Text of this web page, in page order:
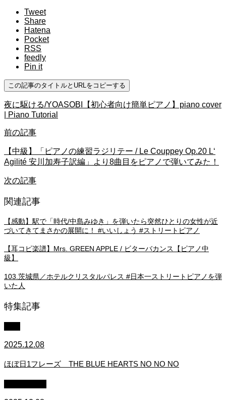
Tweet
Share
Hatena
Pocket
RSS
feedly
Pin it
この記事のタイトルとURLをコピーする
夜に駆ける/YOASOBI【初心者向け簡単ピアノ】piano cover
| Piano Tutorial
前の記事
【中級】「ピアノの練習ラジリテー / Le Couppey Op.20 L‘
Agilité 安川加寿子訳編」より8曲目をピアノで弾いてみた！
次の記事
関連記事
【感動】駅で「時代/中島みゆき」を弾いたら突然ひとりの女性が近
づいてきてまさかの展開に！ #いいしょう #ストリートピアノ
【耳コピ楽譜】Mrs. GREEN APPLE / ビターバカンス【ピアノ中
級】
103.茨城県／ホテルクリスタルパレス #日本一ストリートピアノを弾
いた人
特集記事
2025.12.08
ほぼ日1フレーズ THE BLUE HEARTS NO NO NO